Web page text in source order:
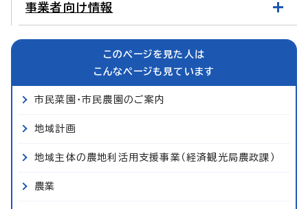
事業者向け情報
このページを見た人は
こんなページも見ています
市民菜園・市民農園のご案内
地域計画
地域主体の農地利活用支援事業（経済観光局農政課）
農業